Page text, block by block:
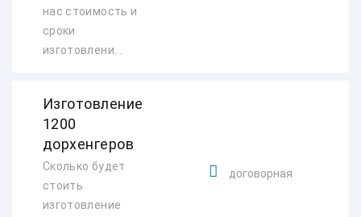
нас стоимость и
сроки
изготовлени...
Изготовление
1200
дорхенгеров
Сколько будет
стоить
изготовление
договорная